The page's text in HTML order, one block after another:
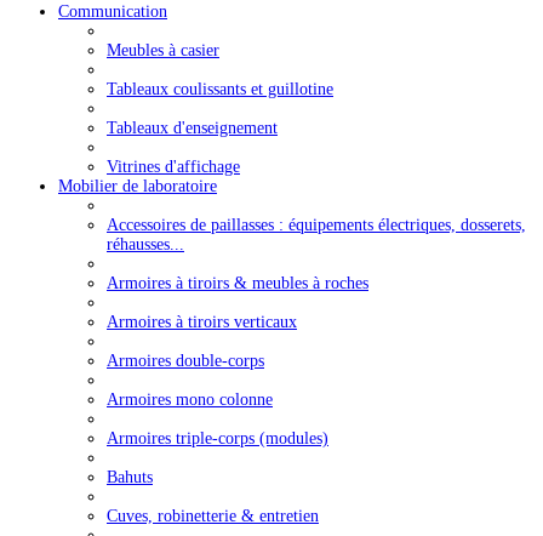
Communication
Meubles à casier
Tableaux coulissants et guillotine
Tableaux d'enseignement
Vitrines d'affichage
Mobilier de laboratoire
Accessoires de paillasses : équipements électriques, dosserets,
réhausses...
Armoires à tiroirs & meubles à roches
Armoires à tiroirs verticaux
Armoires double-corps
Armoires mono colonne
Armoires triple-corps (modules)
Bahuts
Cuves, robinetterie & entretien